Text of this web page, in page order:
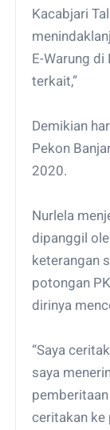
Kacabjari
E-Warung
terkait,”
Demikian
Pekon
2020.
Nurlela
dipanggil
keterangan
potongan
dirinya
“Saya
saya
ceritakan ke